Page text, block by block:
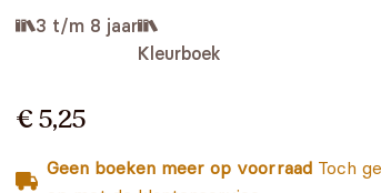
3 t/m 8 jaar
Kleurboek
€ 5,25
Geen boeken meer op voorraad Toch